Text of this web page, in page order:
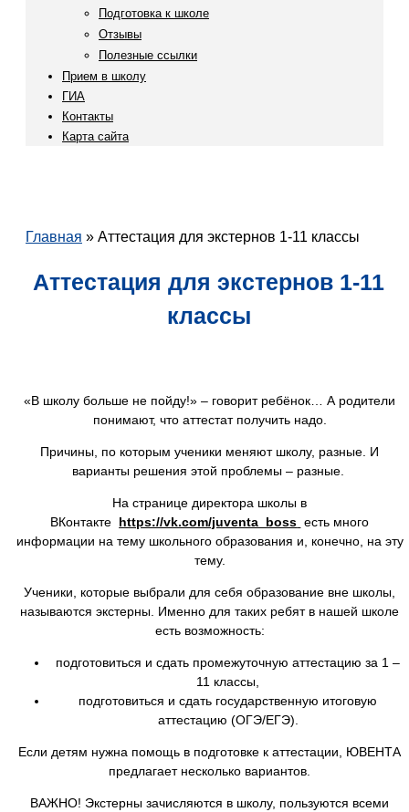
Подготовка к школе
Отзывы
Полезные ссылки
Прием в школу
ГИА
Контакты
Карта сайта
Главная » Аттестация для экстернов 1-11 классы
Аттестация для экстернов 1-11
классы
«В школу больше не пойду!» – говорит ребёнок… А родители
понимают, что аттестат получить надо.
Причины, по которым ученики меняют школу, разные. И
варианты решения этой проблемы – разные.
На странице директора школы в
ВКонтакте https://vk.com/juventa_boss есть много
информации на тему школьного образования и, конечно, на эту
тему.
Ученики, которые выбрали для себя образование вне школы,
называются экстерны. Именно для таких ребят в нашей школе
есть возможность:
подготовиться и сдать промежуточную аттестацию за 1 –
11 классы,
подготовиться и сдать государственную итоговую
аттестацию (ОГЭ/ЕГЭ).
Если детям нужна помощь в подготовке к аттестации, ЮВЕНТА
предлагает несколько вариантов.
ВАЖНО! Экстерны зачисляются в школу, пользуются всеми